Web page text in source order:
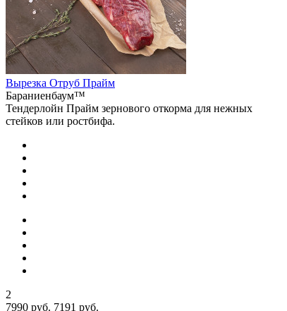
Вырезка Отруб Прайм
Бараниенбаум™
Тендерлойн Прайм зернового откорма для нежных
стейков или ростбифа.
2
7990 руб. 7191 руб.